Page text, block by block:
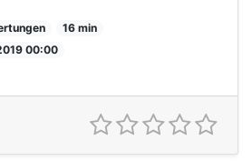
16 min
00:00